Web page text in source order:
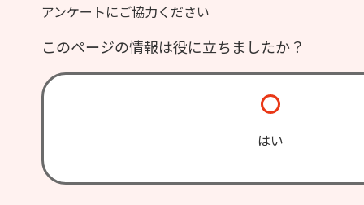
アンケートにご協力ください
このページの情報は役に立ちましたか？
はい